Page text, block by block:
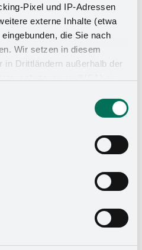
Pixel und IP-Adressen
externe Inhalte (etwa
die Sie nach
Wir setzen in diesem
in Drittländern außerhalb der
zugreifen,
Mit Ihrer Einstellung
Vorgänge ein. Sie
finden Sie in unserer
Impressum.